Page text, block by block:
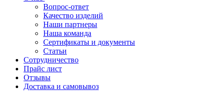
Вопрос-ответ
Качество изделий
Наши партнеры
Наша команда
Сертификаты и документы
Статьи
Сотрудничество
Прайс лист
Отзывы
Доставка и самовывоз